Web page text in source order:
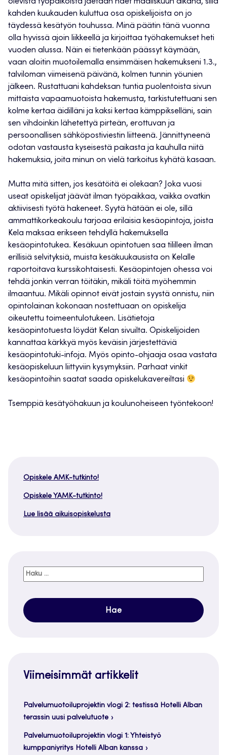
olevista työpaikoista jaetaan näet maaliskuun aikana, sillä
kahden kuukauden kuluttua osa opiskelijoista on jo
täydessä kesätyön touhussa. Minä päätin tänä vuonna
olla hyvissä ajoin liikkeellä ja kirjoittaa työhakemukset heti
vuoden alussa. Näin ei tietenkään päässyt käymään,
vaan aloitin muotoilemalla ensimmäisen hakemukseni 1.3.,
talviloman viimeisenä päivänä, kolmen tunnin yöunien
jälkeen. Rustattuani kahdeksan tuntia puolentoista sivun
mittaista vapaamuotoista hakemusta, tarkistutettuani sen
kolme kertaa äidilläni ja kaksi kertaa kämppikselläni, sain
sen vihdoinkin lähetettyä pirteän, erottuvan ja
persoonallisen sähköpostiviestin liitteenä. Jännittyneenä
odotan vastausta kyseisestä paikasta ja kauhulla niitä
hakemuksia, joita minun on vielä tarkoitus kyhätä kasaan.
Mutta mitä sitten, jos kesätöitä ei olekaan? Joka vuosi
useat opiskelijat jäävät ilman työpaikkaa, vaikka ovatkin
aktiivisesti työtä hakeneet. Syytä hätään ei ole, sillä
ammattikorkeakoulu tarjoaa erilaisia kesäopintoja, joista
Kela maksaa erikseen tehdyllä hakemuksella
kesäopintotukea. Kesäkuun opintotuen saa tililleen ilman
erillisiä selvityksiä, muista kesäkuukausista on Kelalle
raportoitava kurssikohtaisesti. Kesäopintojen ohessa voi
tehdä jonkin verran töitäkin, mikäli töitä myöhemmin
ilmaantuu. Mikäli opinnot eivät jostain syystä onnistu, niin
opintolainan kokonaan nostettuaan on opiskelija
oikeutettu toimeentulotukeen. Lisätietoja
kesäopintotuesta löydät Kelan sivuilta. Opiskelijoiden
kannattaa kärkkyä myös keväisin järjestettäviä
kesäopintotuki-infoja. Myös opinto-ohjaaja osaa vastata
kesäopiskeluun liittyviin kysymyksiin. Parhaat vinkit
kesäopintoihin saatat saada opiskelukavereiltasi
Tsemppiä kesätyöhakuun ja koulunoheiseen työntekoon!
Opiskele AMK-tutkinto!
Opiskele YAMK-tutkinto!
Lue lisää aikuisopiskelusta
Haku:
Viimeisimmät artikkelit
Palvelumuotoiluprojektin vlogi 2: testissä Hotelli Alban
terassin uusi palvelutuote
Palvelumuotoiluprojektin vlogi 1: Yhteistyö
kumppaniyritys Hotelli Alban kanssa